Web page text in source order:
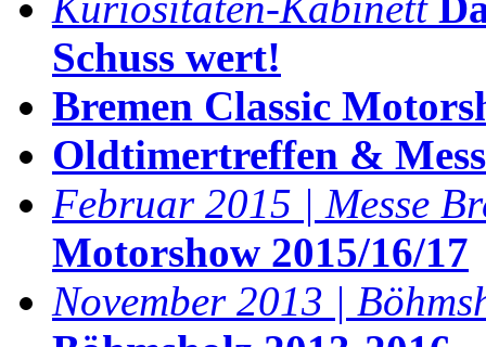
Schuss wert!
Bremen Classic
Oldtimertreffen &
Februar 2015 | Messe
Motorshow 2015/16/17
November 2013 |